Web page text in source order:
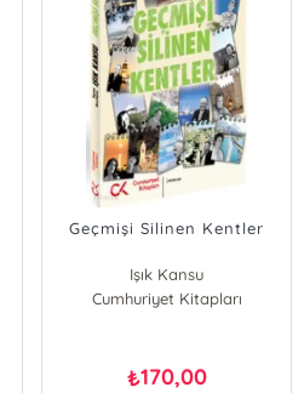
Geçmişi Silinen Kentler
Işık Kansu
Cumhuriyet Kitapları
₺170,00